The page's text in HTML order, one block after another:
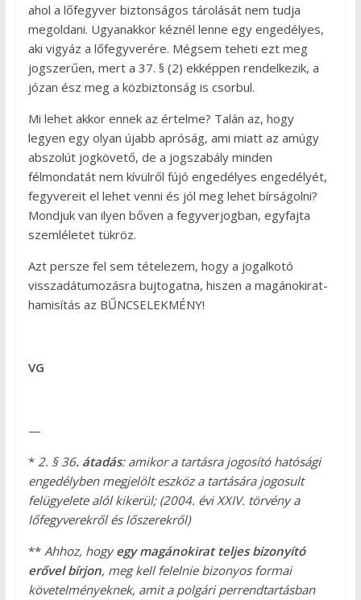
ahol a lőfegyver biztonságos tárolását nem tudja
megoldani. Ugyanakkor kéznél lenne egy engedélyes,
aki vigyáz a lőfegyverére. Mégsem teheti ezt meg
jogszerűen, mert a 37. § (2) ekképpen rendelkezik, a
józan ész meg a közbiztonság is csorbul.
Mi lehet akkor ennek az értelme? Talán az, hogy
legyen egy olyan újabb apróság, ami miatt az amúgy
abszolút jogkövető, de a jogszabály minden
félmondatát nem kívülről fújó engedélyes engedélyét,
fegyvereit el lehet venni és jól meg lehet bírságolni?
Mondjuk van ilyen bőven a fegyverjogban, egyfajta
szemléletet tükröz.
Azt persze fel sem tételezem, hogy a jogalkotó
visszadátumozásra bujtogatna, hiszen a magánokirat-
hamisítás az BŰNCSELEKMÉNY!
VG
—
* 2. § 36. átadás: amikor a tartásra jogosító hatósági
engedélyben megjelölt eszköz a tartására jogosult
felügyelete alól kikerül;(2004. évi XXIV. törvény a
lőfegyverekről és lőszerekről)
** Ahhoz, hogyegy magánokirat teljes bizonyító
erővel bírjon, meg kell felelnie bizonyos formai
követelményeknek, amit a polgári perrendtartásban